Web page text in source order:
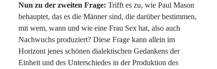
Nun zu der zweiten Frage: Trifft es zu, wie Paul Mason
behauptet, das es die Männer sind, die darüber bestimmen,
mit wem, wann und wie eine Frau Sex hat, also auch
Nachwuchs produziert? Diese Frage kann allein im
Horizont jenes schönen dialektischen Gedankens der
Einheit und des Unterschiedes in der Produktion des